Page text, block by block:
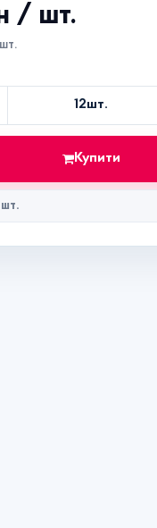
/ шт.
12шт.
Купити